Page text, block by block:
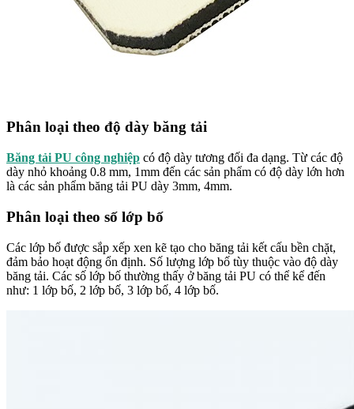
Phân loại theo độ dày băng tải
Băng tải PU công nghiệp có độ dày tương đối đa dạng. Từ các độ
dày nhỏ khoảng 0.8 mm, 1mm đến các sản phẩm có độ dày lớn hơn
là các sản phẩm băng tải PU dày 3mm, 4mm.
Phân loại theo số lớp bố
Các lớp bố được sắp xếp xen kẽ tạo cho băng tải kết cấu bền chặt,
đảm bảo hoạt động ổn định. Số lượng lớp bố tùy thuộc vào độ dày
băng tải. Các số lớp bố thường thấy ở băng tải PU có thể kể đến
như: 1 lớp bố, 2 lớp bố, 3 lớp bố, 4 lớp bố.